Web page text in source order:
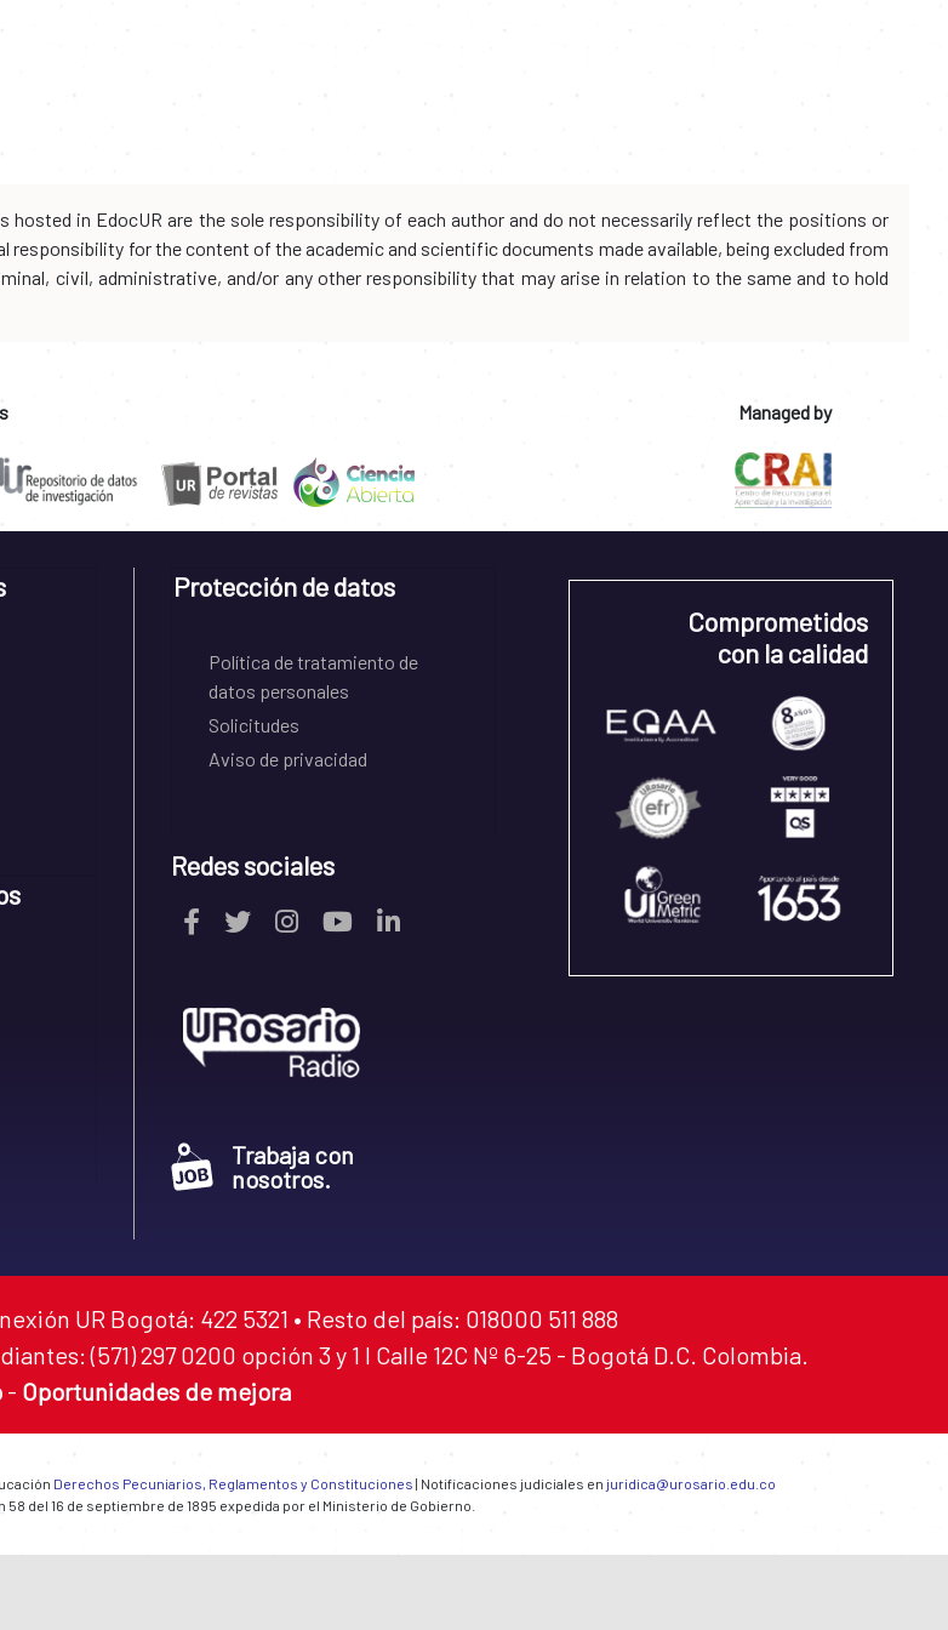
in EdocUR are the sole responsibility of each author and do not necessarily reflect the positions or
for the content of the academic and scientific documents made available, being excluded from
civil, administrative, and/or any other responsibility that may arise in relation to the same and to hold
Managed by
Protección de datos
Política de tratamiento de
datos personales
Solicitudes
Aviso de privacidad
Redes sociales
Trabaja con
nosotros.
Comprometidos
con la calidad
UR Bogotá: 422 5321 • Resto del país: 018000 511 888
(571) 297 0200 opción 3 y 1 I Calle 12C Nº 6-25 - Bogotá D.C. Colombia.
- Oportunidades de mejora
Derechos Pecuniarios, Reglamentos y Constituciones | Notificaciones judiciales en juridica@urosario.edu.co
del 16 de septiembre de 1895 expedida por el Ministerio de Gobierno.